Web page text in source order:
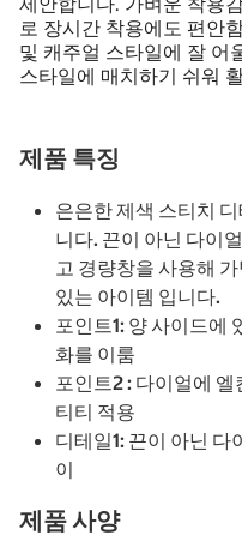
로 장시간 착용에도 편안
및 캐주얼 스타일에 잘 어
스타일에 매치하기 쉬워
제품 특징
은은한 제색 스티치
니다. 끈이 아닌 다이
고 경량창을 사용해
있는 아이템 입니다.
포인트1: 양 사이드에
화를 이룸
포인트2 : 다이얼에
티티 적용
디테일1: 끈이 아닌 다
이
제품 사양